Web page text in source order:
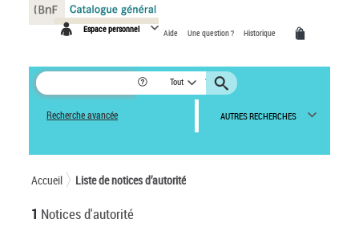
Espace personnel Aide Une question ? Historique
Tout
Recherche avancée AUTRES RECHERCHES
Accueil Liste de notices d’autorité
1 Notices d'autorité
Panneau de gestion des cookies